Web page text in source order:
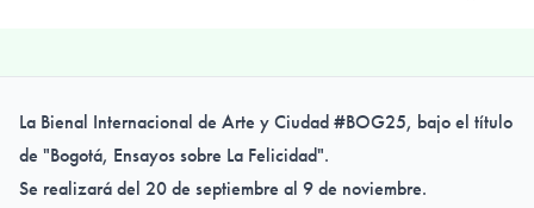
La Bienal Internacional de Arte y Ciudad #BOG25, bajo el título
de "Bogotá, Ensayos sobre La Felicidad".
Se realizará del 20 de septiembre al 9 de noviembre.